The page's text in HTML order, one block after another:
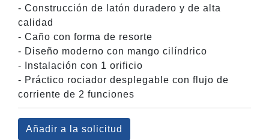
- Construcción de latón duradero y de alta
calidad
- Caño con forma de resorte
- Diseño moderno con mango cilíndrico
- Instalación con 1 orificio
- Práctico rociador desplegable con flujo de
corriente de 2 funciones
Añadir a la solicitud